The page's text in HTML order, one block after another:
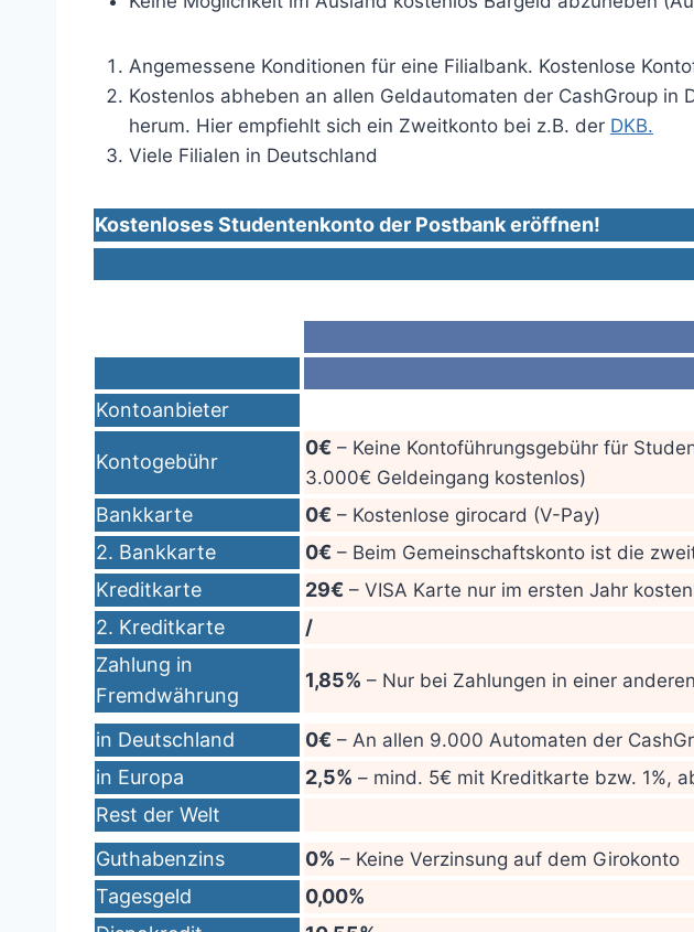
Angemessene Konditionen für eine Filialbank. Kostenlose
Kostenlos abheben an allen Geldautomaten der CashGroup
herum. Hier empfiehlt sich ein Zweitkonto bei z.B. der DKB.
Viele Filialen in Deutschland
Kostenloses Studentenkonto der Postbank eröffnen!
Kontoanbieter
Kontogebühr
0€ – Keine Kontoführungsgebühr für
3.000€ Geldeingang kostenlos)
Bankkarte 0€ – Kostenlose girocard (V-Pay)
2. Bankkarte 0€ – Beim Gemeinschaftskonto ist die
Kreditkarte 29€ – VISA Karte nur im ersten Jahr
2. Kreditkarte
/
Zahlung in
Fremdwährung
1,85% – Nur bei Zahlungen in einer
in Deutschland 0€ – An allen 9.000 Automaten der
in Europa 2,5% – mind. 5€ mit Kreditkarte bzw. 1%,
Rest der Welt
Guthabenzins
0% – Keine Verzinsung auf dem Girokonto
Tagesgeld
0,00%